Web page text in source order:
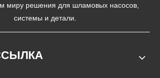
миру решения для шламовых насосов,
системы и детали.